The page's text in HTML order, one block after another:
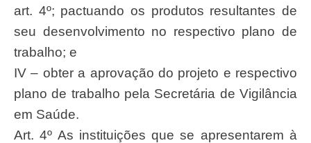
art. 4º; pactuando os produtos resultantes de
seu desenvolvimento no respectivo plano de
trabalho; e
IV – obter a aprovação do projeto e respectivo
plano de trabalho pela Secretária de Vigilância
em Saúde.
Art. 4º As instituições que se apresentarem à